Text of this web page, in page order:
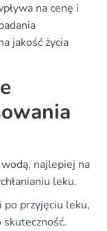
na cenę i
jakość życia
najlepiej na
leku.
po przyjęciu leku,
skuteczność.